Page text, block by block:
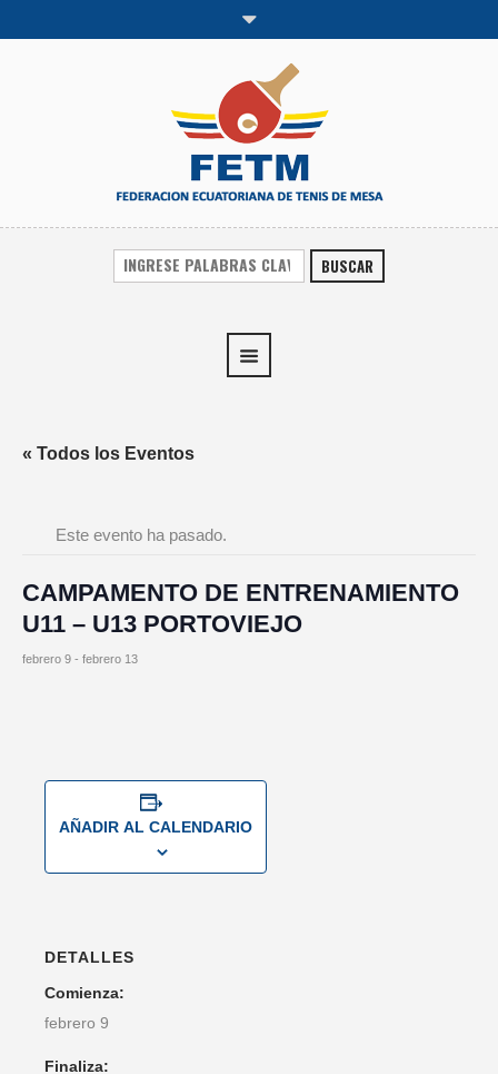
BUSCAR
« Todos los Eventos
Este evento ha pasado.
CAMPAMENTO DE ENTRENAMIENTO
U11 – U13 PORTOVIEJO
febrero 9 - febrero 13
AÑADIR AL CALENDARIO
DETALLES
Comienza:
febrero 9
Finaliza: